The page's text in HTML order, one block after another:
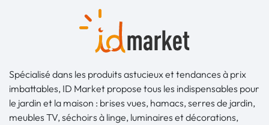
Spécialisé dans les produits astucieux et tendances à prix
imbattables, ID Market propose tous les indispensables pour
le jardin et la maison : brises vues, hamacs, serres de jardin,
meubles TV, séchoirs à linge, luminaires et décorations,